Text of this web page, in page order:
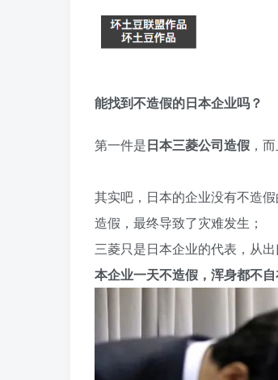
能找到不造假的日本企业吗？
第一件是日本三菱公司造假 ，
其实吧，日本的企业没有不造
造假，最终导致了灾难发生；
三菱只是日本企业的代表，从
本企业一天不造假，浑身都不自